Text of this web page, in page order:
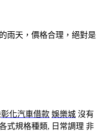
雨天，價格合理，絕對是
彰化汽車借款 娛樂城 沒有
式規格種類, 日常調理 非